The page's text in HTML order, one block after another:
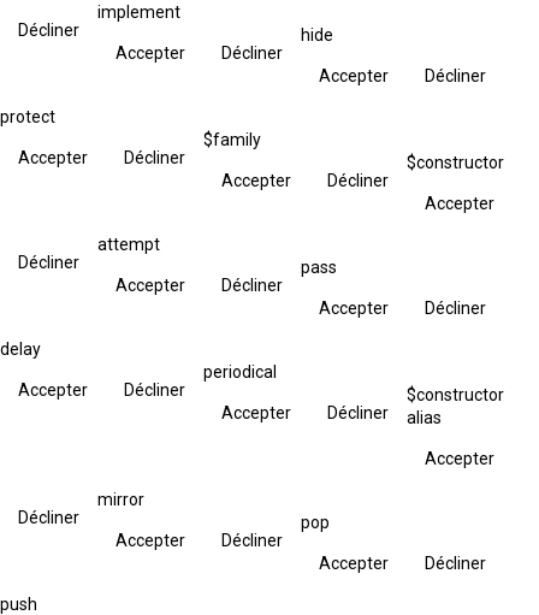
Décliner
implement
Accepter Décliner
hide
Accepter Décliner
protect
Accepter Décliner
$family
Accepter Décliner
$constructor
Accepter
Décliner
attempt
Accepter Décliner
pass
Accepter Décliner
delay
Accepter Décliner
periodical
Accepter Décliner
$constructor
alias
Accepter
Décliner
mirror
Accepter Décliner
pop
Accepter Décliner
push